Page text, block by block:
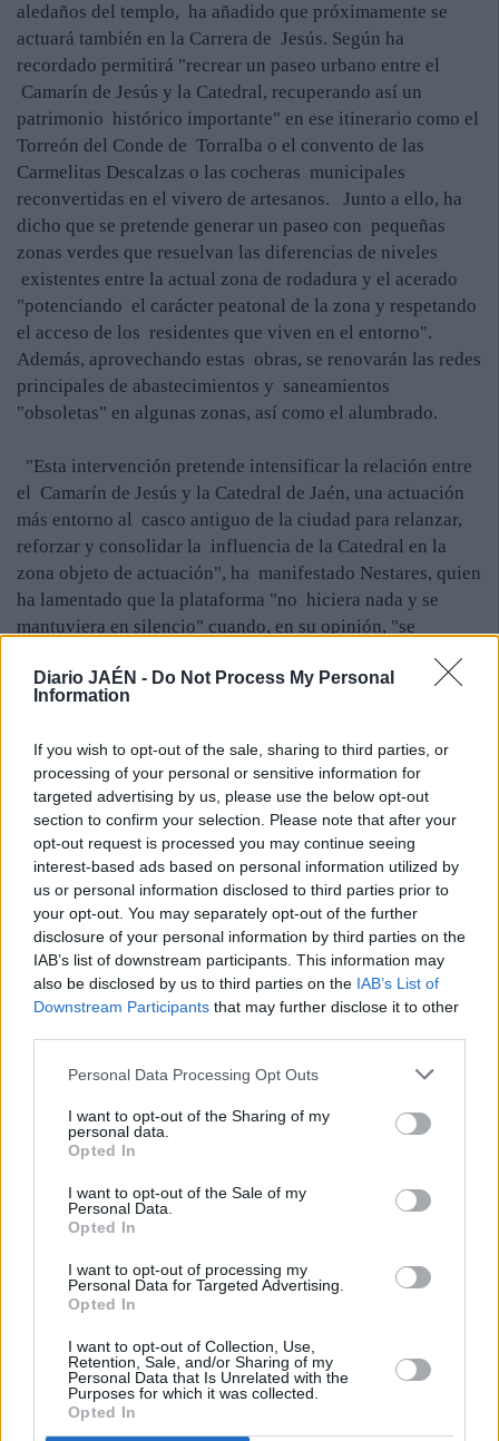
Diario JAÉN - Do Not Process My Personal
Information
If you wish to opt-out of the sale, sharing to third parties, or
processing of your personal or sensitive information for
targeted advertising by us, please use the below opt-out
section to confirm your selection. Please note that after your
opt-out request is processed you may continue seeing
interest-based ads based on personal information utilized by
us or personal information disclosed to third parties prior to
your opt-out. You may separately opt-out of the further
disclosure of your personal information by third parties on the
IAB’s list of downstream participants. This information may
also be disclosed by us to third parties on the IAB’s List of
Downstream Participants that may further disclose it to other
Personal Data Processing Opt Outs
I want to opt-out of the Sharing of my
personal data.
Opted In
I want to opt-out of the Sale of my
Personal Data.
Opted In
I want to opt-out of processing my
Personal Data for Targeted Advertising.
Opted In
I want to opt-out of Collection, Use,
Retention, Sale, and/or Sharing of my
Personal Data that Is Unrelated with the
Purposes for which it was collected.
Opted In
aledaños del templo, ha añadido que próximamente se
actuará también en la Carrera de Jesús. Según ha
recordado permitirá "recrear un paseo urbano entre el
Camarín de Jesús y la Catedral, recuperando así un
patrimonio histórico importante" en ese itinerario como el
Torreón del Conde de Torralba o el convento de las
Carmelitas Descalzas o las cocheras municipales
reconvertidas en el vivero de artesanos. Junto a ello, ha
dicho que se pretende generar un paseo con pequeñas
zonas verdes que resuelvan las diferencias de niveles
existentes entre la actual zona de rodadura y el acerado
"potenciando el carácter peatonal de la zona y respetando
el acceso de los residentes que viven en el entorno".
Además, aprovechando estas obras, se renovarán las redes
principales de abastecimientos y saneamientos
"obsoletas" en algunas zonas, así como el alumbrado.
"Esta intervención pretende intensificar la relación entre
el Camarín de Jesús y la Catedral de Jaén, una actuación
más entorno al casco antiguo de la ciudad para relanzar,
reforzar y consolidar la influencia de la Catedral en la
zona objeto de actuación", ha manifestado Nestares, quien
ha lamentado que la plataforma "no hiciera nada y se
mantuviera en silencio" cuando, en su opinión, "se
malgastaron tres millones de euros en la remodelación de
la plaza de Santa María". En este sentido y tras
considerar que el colectivo "dice defender un PGOU para
están en contra de él, la concejal ha asegurado no
entender "por qué ahora denuncian el estado de la
Catedral cuando antes tampoco se ha actuado".